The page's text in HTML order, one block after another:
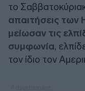
το
απαιτήσεις
μείωσαν τις
συμφωνία,
τον ίδιο τον